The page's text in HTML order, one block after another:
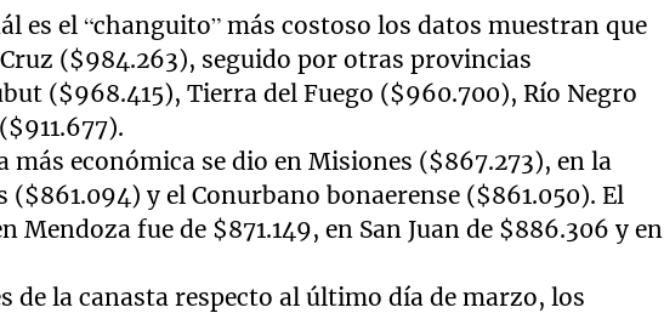
es el “changuito” más costoso los datos muestran que
($984.263), seguido por otras provincias
($968.415), Tierra del Fuego ($960.700), Río Negro
más económica se dio en Misiones ($867.273), en la
($861.094) y el Conurbano bonaerense ($861.050). El
Mendoza fue de $871.149, en San Juan de $886.306 y en
de la canasta respecto al último día de marzo, los